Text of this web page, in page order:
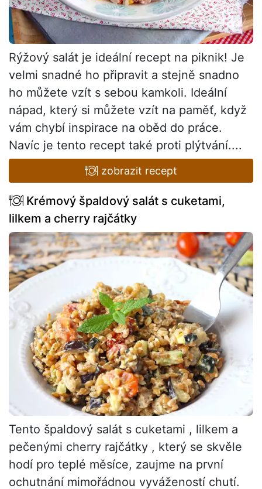
Rýžový salát je ideální recept na piknik! Je
velmi snadné ho připravit a stejně snadno
ho můžete vzít s sebou kamkoli. Ideální
nápad, který si můžete vzít na paměť, když
vám chybí inspirace na oběd do práce.
Navíc je tento recept také proti plýtvání....
zobrazit recept
Krémový špaldový salát s cuketami,
lilkem a cherry rajčátky
Tento špaldový salát s cuketami , lilkem a
pečenými cherry rajčátky , který se skvěle
hodí pro teplé měsíce, zaujme na první
ochutnání mimořádnou vyvážeností chutí.